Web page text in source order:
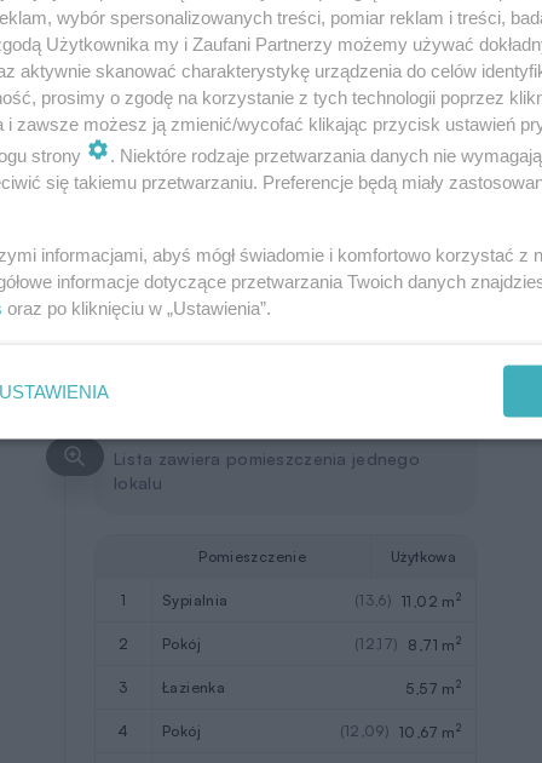
Razem 44,73 m
6 kotłownia (z pralnią) (3,0)
7 komunikacja (2,3)
9 garaż (16,92)
pomieszczenia netto
Lista zawiera pomieszczenia jednego
lokalu
Pomieszczenie Użytkowa
1 sypialnia (13,6) 11,02 m2
2 pokój (12,17) 8,71 m2
3 łazienka 5,57 m2
4 pokój (12,09) 10,67 m2
wybór spersonalizowanych treści, pomiar reklam i treści,
Użytkownika my i Zaufani Partnerzy możemy używać
aktywnie skanować charakterystykę urządzenia do celów
prosimy o zgodę na korzystanie z tych technologii poprzez
i zawsze możesz ją zmienić/wycofać klikając przycisk ustawień
strony
. Niektóre rodzaje przetwarzania danych nie
się takiemu przetwarzaniu. Preferencje będą miały
informacjami, abyś mógł świadomie i komfortowo korzystać z
informacje dotyczące przetwarzania Twoich danych
oraz po kliknięciu w „Ustawienia”.
USTAWIENIA